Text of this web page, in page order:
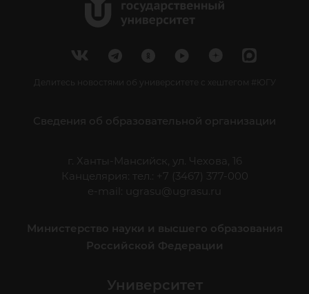
Делитесь новостями об университете с хештегом #ЮГУ
Сведения об образовательной организации
г. Ханты-Мансийск, ул. Чехова, 16
Канцелярия: тел.: +7 (3467) 377-000
e-mail:
ugrasu@ugrasu.ru
Министерство науки и высшего образования
Российской Федерации
Университет